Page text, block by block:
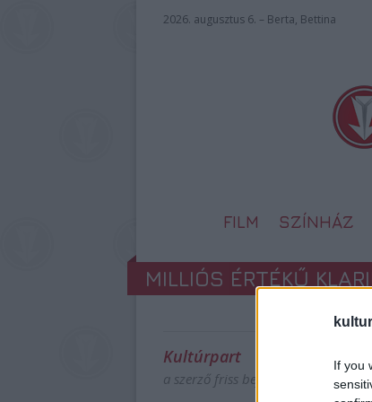
If you
2026. augusztus 6. – Berta, Bettina
FILM SZÍNHÁZ
MILLIÓS ÉRTÉKŰ
Kultúrpart
a szerző friss bejegyzései